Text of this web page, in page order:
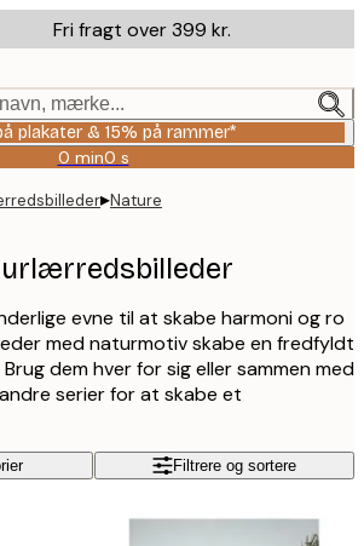
Fri fragt over 399 kr.
mærke...
plakater & 15% på rammer*
0 min0 s
Gyldig
indtil:
2026-
06
▸Nature
evne til at skabe harmoni og ro
med naturmotiv skabe en fredfyldt
dem hver for sig eller sammen med
serier for at skabe et
Filtrere og sortere